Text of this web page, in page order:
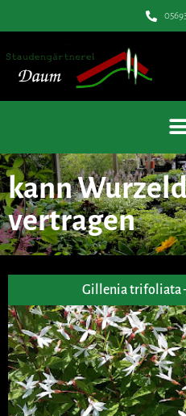
kann
vertragen
Gillenia trifoliata